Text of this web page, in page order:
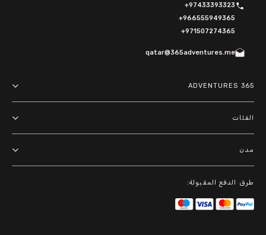
+97433393323
+966555949365
+971507274365
qatar@365adventures.me
365 ADVENTURES
Privacy Policy
الفئات
باقات
أنشطة مائية
مدن
طرق الدفع المقبولة: